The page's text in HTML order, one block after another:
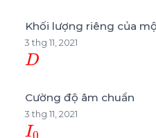
Khối lượng riêng của
3 thg 11, 2021
D
Cường độ âm chuẩn
3 thg 11, 2021
I0